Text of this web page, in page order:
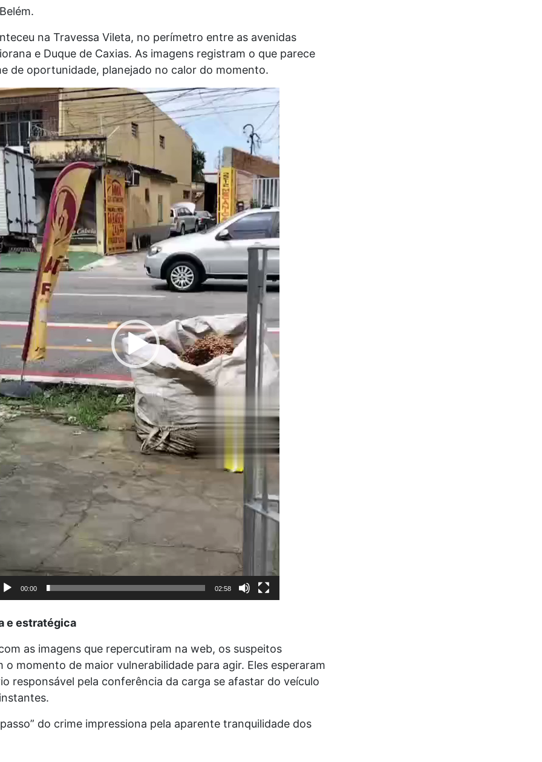
na Travessa Vileta, no perímetro entre as avenidas
e Duque de Caxias. As imagens registram o que parece
de oportunidade, planejado no calor do momento.
00:00 02:58
e estratégica
as imagens que repercutiram na web, os suspeitos
o momento de maior vulnerabilidade para agir. Eles esperaram
responsável pela conferência da carga se afastar do veículo
do crime impressiona pela aparente tranquilidade dos